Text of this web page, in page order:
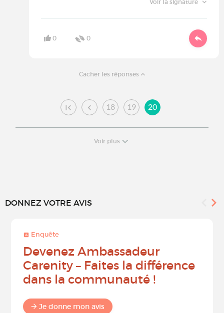
Voir la signature
0 0
Cacher les réponses
18 19 20
Voir plus
DONNEZ VOTRE AVIS
Enquête
Devenez Ambassadeur
Carenity – Faites la différence
dans la communauté !
Je donne mon avis